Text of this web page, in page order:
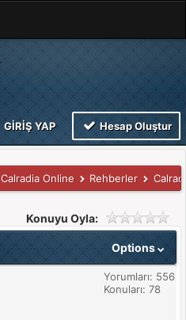
GIRIŞ YAP Hesap Oluştur
Calradia Online Rehberler
Konuyu Oyla:
Options
Yorumları: 556
Konuları: 78